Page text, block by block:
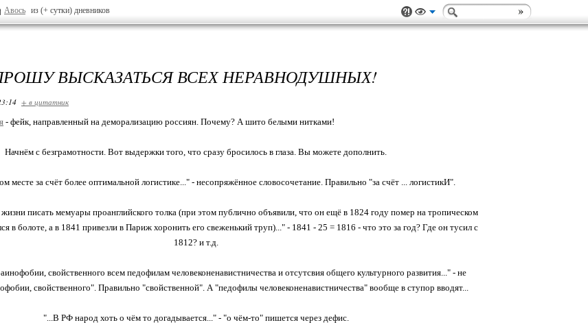
Авось из (+ сутки) дневников
ВЫСКАЗАТЬСЯ ВСЕХ НЕРАВНОДУШНЫХ!
+ в цитатник
- фейк, направленный на деморализацию россиян. Почему? А шито белыми нитками!
Начнём с безграмотности. Вот выдержки того, что сразу бросилось в глаза. Вы можете дополнить.
месте за счёт более оптимальной логистике..." - несопряжённое словосочетание. Правильно "за счёт ... логистикИ".
писать мемуары проанглийского толка (при этом публично объявили, что он ещё в 1824 году помер на тропическом
в болоте, а в 1841 привезли в Париж хоронить его свеженький труп)..." - 1841 - 25 = 1816 - что это за год? Где он тусил с
1812? и т.д.
свойственного всем педофилам человеконенавистничества и отсутсвия общего культурного развития..." - не
свойственного". Правильно "свойственной". А "педофилы человеконенавистничества" вообще в ступор вводят...
"...В РФ народ хоть о чём то догадывается..." - "о чём-то" пишется через дефис.